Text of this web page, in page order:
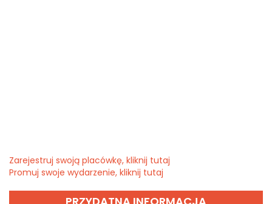
Zarejestruj swoją placówkę, kliknij tutaj
Promuj swoje wydarzenie, kliknij tutaj